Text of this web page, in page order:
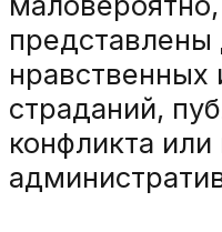
представлены
нравственных
страданий,
конфликта